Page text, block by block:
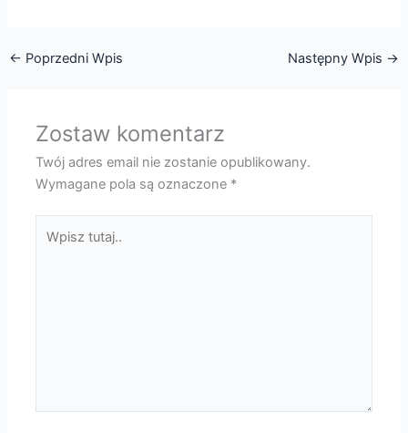
← Poprzedni Wpis Następny Wpis →
Zostaw komentarz
Twój adres email nie zostanie opublikowany.
Wymagane pola są oznaczone *
tutaj..